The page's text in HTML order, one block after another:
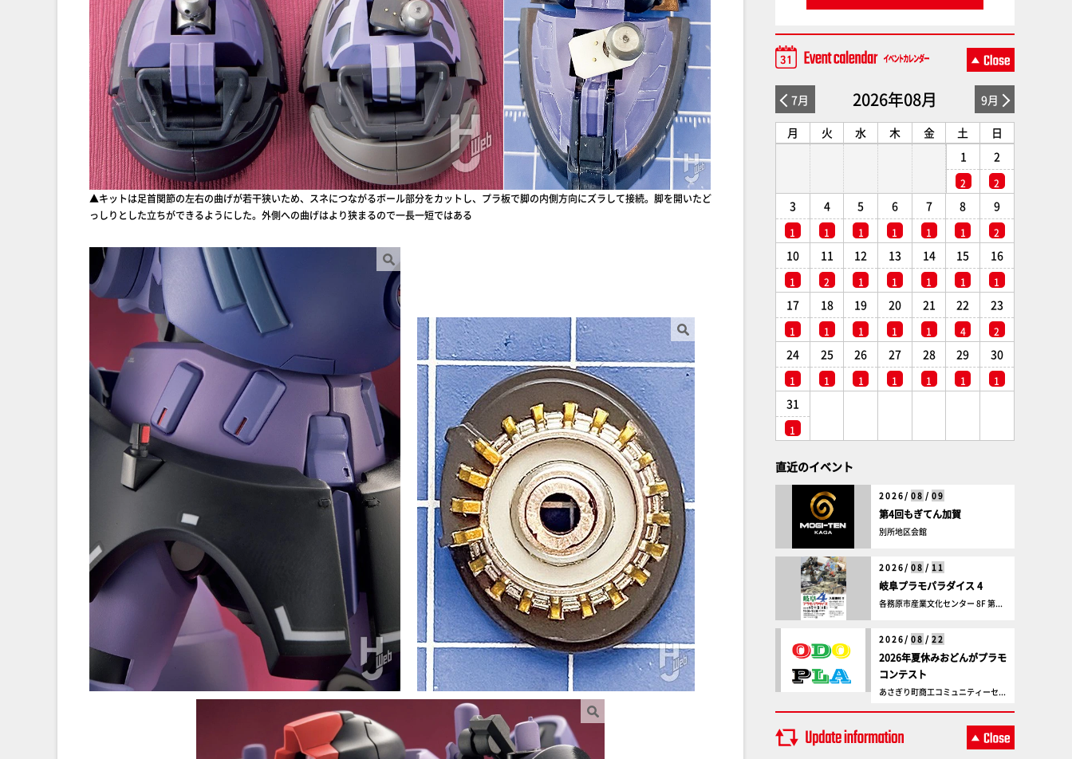
▲キットは足首関節の左右の曲げが若干狭いため、スネにつながるボール部分をカットし、プラ板で脚の内側方向にズラして接続。脚を開いたど
っしりとした立ちができるようにした。外側への曲げはより狭まるので一長一短ではある
7月 2026年08月 9月
月 火 水 木 金 土
日
1
2
2
2
3
1
4
1
5
1
6
1
7
1
8
1
9
2
10
1
11
2
12
1
13
1
14
1
15
1
16
1
17
1
18
1
19
1
20
1
21
1
22
4
23
2
24
1
25
1
26
1
27
1
28
1
29
1
30
1
31
1
直近のイベント
2026/ 08 / 09
第4回もぎてん加賀
別所地区会館
2026/ 08 / 11
岐阜プラモパラダイス 4
各務原市産業文化センター 8F 第...
2026/ 08 / 22
2026年夏休みおどんがプラモ
コンテスト
あさぎり町商工コミュニティーセ...